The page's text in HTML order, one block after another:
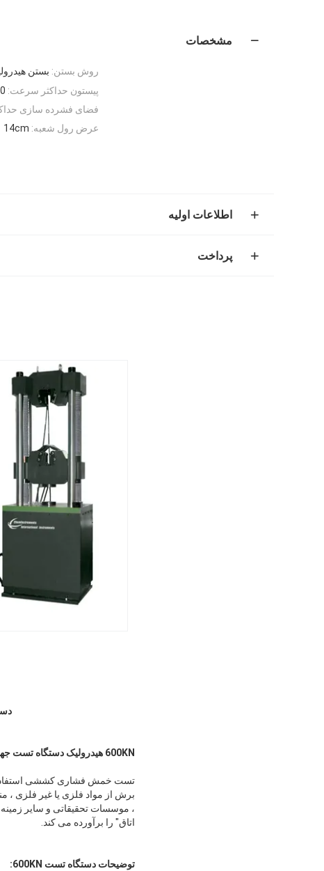
مشخصات
روش بستن: بستن
پیستون حداکثر سرعت: 100
فضای فشرده سازی
عرض رول شعبه: 14cm
اطلاعات اولیه
پرداخت
600KN هیدرولیک دستگاه تست جهانی هدف:
تست خمش فشاری کششی
برش از مواد فلزی یا غیر فلزی ،
اتاق" را برآورده می کند.
توضیحات دستگاه تست 600KN: